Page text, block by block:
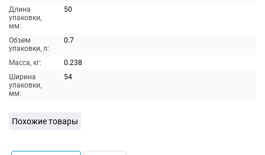
Длина
упаковки,
мм:
50
Объем
упаковки, л:
0.7
Масса, кг:
0.238
Ширина
упаковки,
мм:
54
Похожие товары